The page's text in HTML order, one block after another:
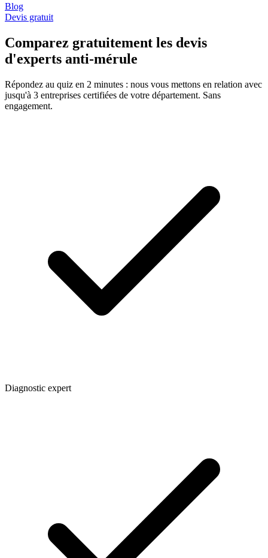
Blog
Devis gratuit
Comparez gratuitement les devis
d'experts anti-mérule
Répondez au quiz en 2 minutes : nous vous mettons en relation avec
jusqu'à 3 entreprises certifiées de votre département. Sans
engagement.
Diagnostic expert